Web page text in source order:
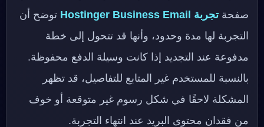
صفحةتجربة Hostinger Business Email
توضح أن
التجربة لها مدة وحدود، وأنها قد تتحول إلى خطة
مدفوعة عند التجديد إذا كانت وسيلة الدفع محفوظة.
بالنسبة للمستخدم غير المتابع للتفاصيل، قد تظهر
المشكلة لاحقًا في شكل رسوم غير متوقعة أو خوف
من فقدان محتوى البريد عند انتهاء التجربة.